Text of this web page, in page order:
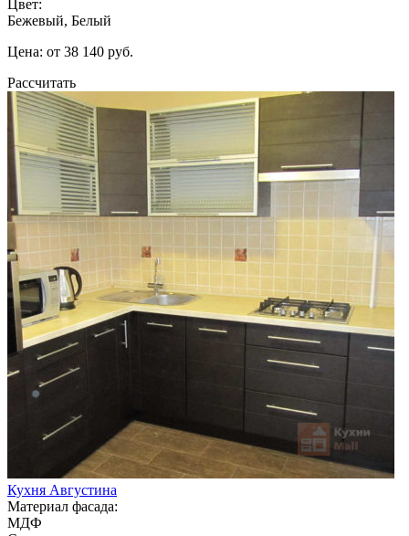
Цвет:
Бежевый, Белый
Цена: от 38 140 руб.
Рассчитать
Кухня Августина
Материал фасада:
МДФ